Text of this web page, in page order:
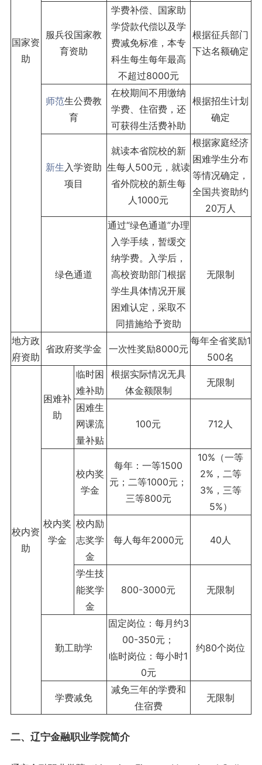
国家资
助
服兵役国家教
育资助
学费补偿、国家助
学贷款代偿以及学
费减免标准，本专
科生每生每年最高
不超过8000元
根据征兵部门
下达名额确定
师范生公费教
育
在校期间不用缴纳
学费、住宿费，还
可获得生活费补助
根据招生计划
确定
新生入学资助
项目
就读本省院校的新
生每人500元，就读
省外院校的新生每
人1000元
根据家庭经济
困难学生分布
等情况确定，
全国共资助约
20万人
绿色通道
通过“绿色通道”办理
入学手续，暂缓交
纳学费。入学后，
高校资助部门根据
学生具体情况开展
困难认定，采取不
同措施给予资助
无限制
地方政
府资助
省政府奖学金 一次性奖励8000元
每年全省奖励1
500名
校内资
助
困难补
助
临时困
难补助
根据实际情况无具
体金额限制
无限制
困难生
网课流
量补贴
100元 712人
校内奖
学金
校内奖
学金
每年：一等1500
元；二等1000元；
三等800元
10%（一等
2%，二等
3%，三等
5%）
校内励
志奖学
金
每人每年2000元 40人
学生技
能奖学
金
800-3000元 无限制
勤工助学
固定岗位：每月约3
00-350元；
临时岗位：每小时1
0元
约80个岗位
学费减免
减免三年的学费和
住宿费
无限制
二、辽宁金融职业学院简介